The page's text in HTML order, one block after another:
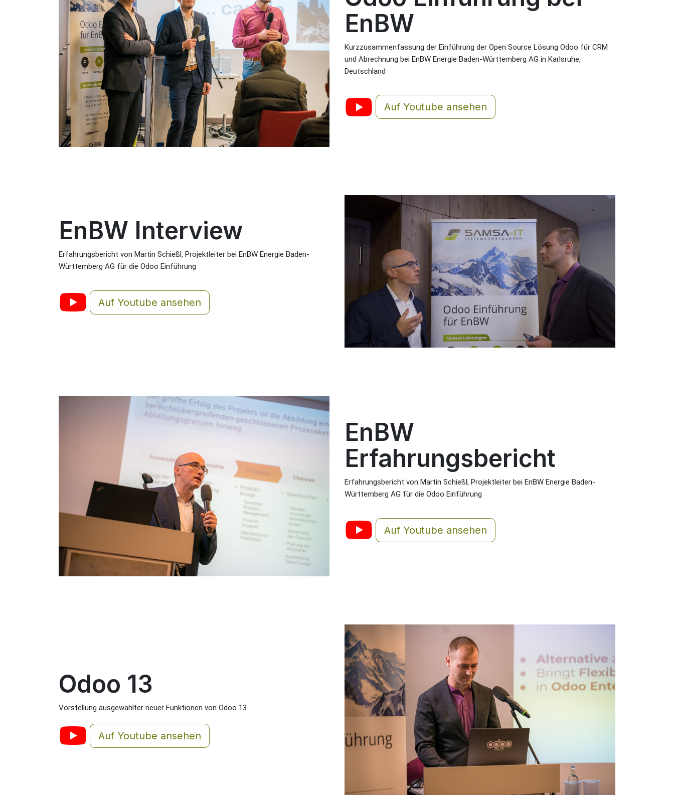
EnBW
Kurzzusammenfassung der Einführung der Open Source Lösung Odoo für CRM
und Abrechnung bei EnBW Energie Baden-Württemberg AG in Karlsruhe,
Deutschland
Auf Youtube ansehen
EnBW Interview
Erfahrungsbericht von Martin Schießl, Projektleiter bei EnBW Energie Baden-
Württemberg AG für die Odoo Einführung
Auf Youtube ansehen
EnBW
Erfahrungsbericht
Erfahrungsbericht von Martin Schießl, Projektleiter bei EnBW Energie Baden-
Württemberg AG für die Odoo Einführung
Auf Youtube ansehen
Odoo 13
Vorstellung ausgewählter neuer Funktionen von Odoo 13
Auf Youtube ansehen